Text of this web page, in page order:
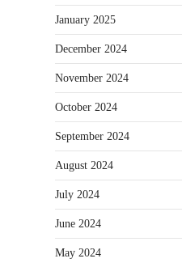
January 2025
December 2024
November 2024
October 2024
September 2024
August 2024
July 2024
June 2024
May 2024